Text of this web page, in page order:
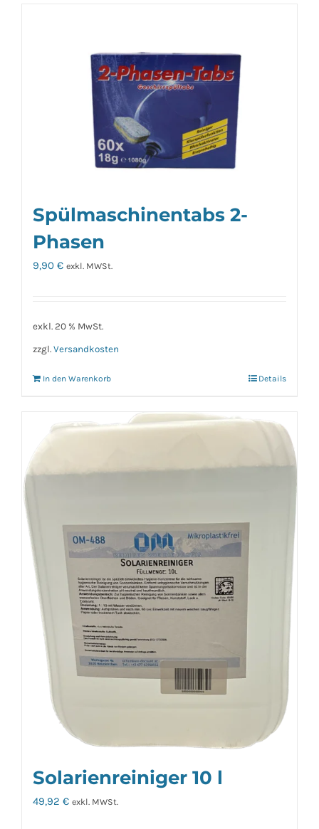
Spülmaschinentabs 2-
Phasen
9,90 € exkl. MWSt.
exkl. 20 % MwSt.
zzgl. Versandkosten
In den Warenkorb Details
Solarienreiniger 10 l
49,92 € exkl. MWSt.